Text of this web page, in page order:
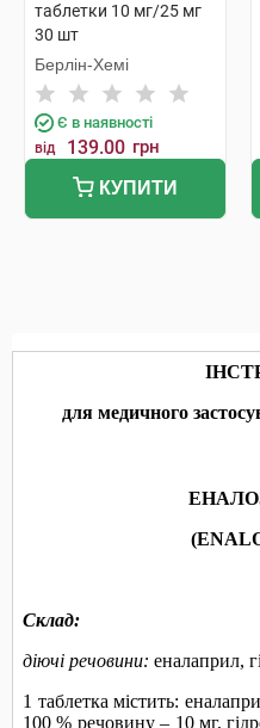
таблетки 10 мг/25 мг
30 шт
Берлін-Хемі
Є в наявності
від 139.00 грн
КУПИТИ